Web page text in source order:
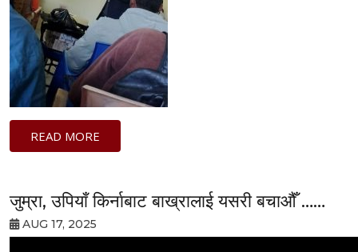
READ MORE
जुम्रा, उपियाँ किर्नाबाट बाख्रालाई यसरी बचा‌औँ ……
AUG 17, 2025